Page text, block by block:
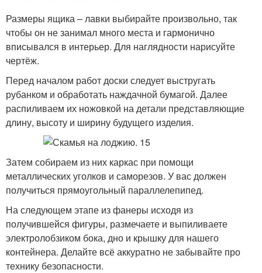
Размеры ящика – лавки выбирайте произвольно, так
чтобы он не занимал много места и гармонично
вписывался в интерьер. Для наглядности нарисуйте
чертёж.
Перед началом работ доски следует выстругать
рубанком и обработать наждачной бумагой. Далее
распиливаем их ножовкой на детали представляющие
длину, высоту и ширину будущего изделия.
Затем собираем из них каркас при помощи
металлических уголков и саморезов. У вас должен
получиться прямоугольный параллелепипед.
На следующем этапе из фанеры исходя из
получившейся фигуры, размечаете и выпиливаете
электролобзиком бока, дно и крышку для нашего
контейнера. Делайте всё аккуратно не забывайте про
технику безопасности.